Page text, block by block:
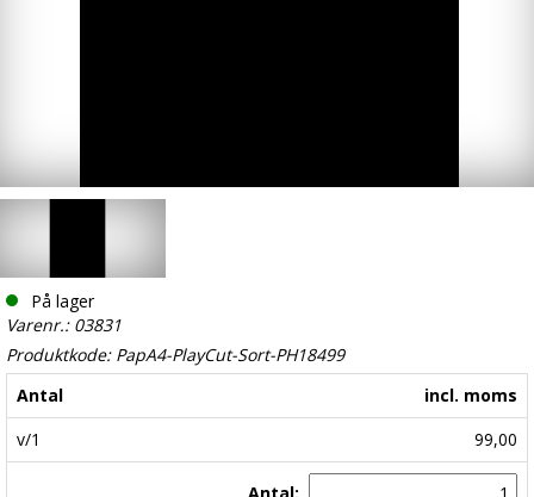
På lager
Varenr.: 03831
Produktkode: PapA4-PlayCut-Sort-PH18499
Antal
incl. moms
v/1
99,00